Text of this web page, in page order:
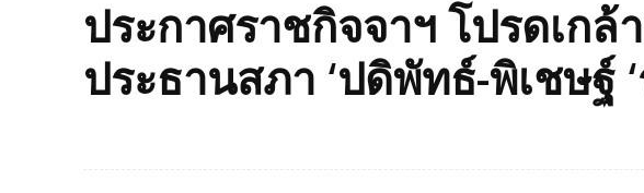
ประกาศราชกิจจาฯ โปรดเกล้
ประธานสภา ‘ปดิพัทธ์-พิเชษฐ์